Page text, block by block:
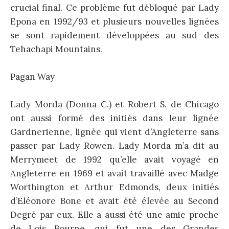
crucial final. Ce problème fut débloqué par Lady
Epona en 1992/93 et plusieurs nouvelles lignées
se sont rapidement développées au sud des
Tehachapi Mountains.
Pagan Way
Lady Morda (Donna C.) et Robert S. de Chicago
ont aussi formé des initiés dans leur lignée
Gardnerienne, lignée qui vient d’Angleterre sans
passer par Lady Rowen. Lady Morda m’a dit au
Merrymeet de 1992 qu’elle avait voyagé en
Angleterre en 1969 et avait travaillé avec Madge
Worthington et Arthur Edmonds, deux initiés
d’Eléonore Bone et avait été élevée au Second
Degré par eux. Elle a aussi été une amie proche